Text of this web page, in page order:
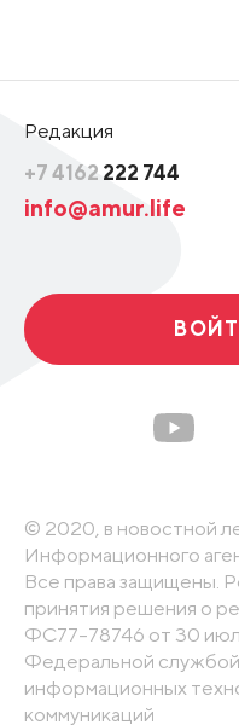
Редакция
+7 4162 222 744
info@amur.life
© 2020, в новостной
Информационного
Все права защищены.
принятия решения о
ФС77-78746 от 30
Федеральной службой
информационных
коммуникаций